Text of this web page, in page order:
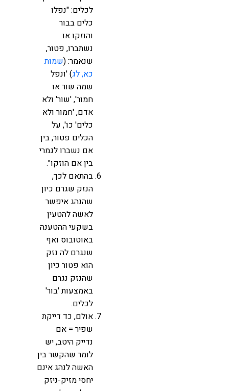
לכלים: "נפלו
כלים בבור
והוזקו או
נשתברו, פטור,
שנאמר: (שמות
כא, לג) 'ונפל
שמה שור או
חמור', 'שור' ולא
אדם, 'חמור ולא
כלים' כו', על
הכלים פטור, בין
אם נשברו לגמרי
בין אם הוזקו".
בהתאם לכך,
הנזק שגרם כיון
שהנהג איפשר
לאשה להטעין
בשקעי ההטענה
באוטובוס ואף
שנגרם לה נזק
הוא פטור כיון
שהנזק נגרם
באמצעות 'בור'
לכלים.
אולם, כד דייקת
שפיר = אם
נדייק היטב, יש
לומר שהקשר בין
האשה לנהג אינם
יחסי מזיק-ניזק